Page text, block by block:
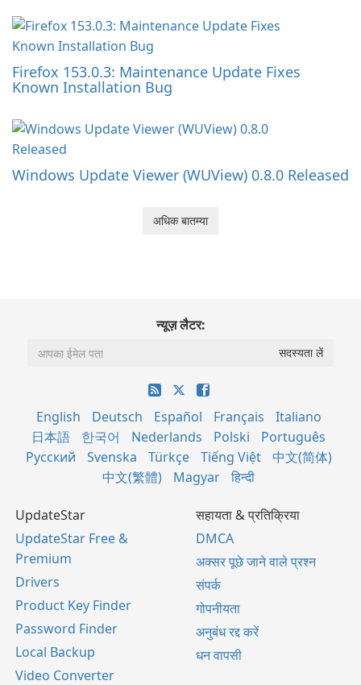
Firefox 153.0.3: Maintenance Update Fixes
Known Installation Bug
Windows Update Viewer (WUView) 0.8.0 Released
अधिक बातम्या
न्यूज़ लैटर:
English Deutsch Español Français
Italiano
日本語
한국어 Nederlands Polski
Português
Русский
Svenska Türkçe Tiếng Việt
中文(简体)
中文(繁體)
Magyar हिन्दी
UpdateStar
UpdateStar Free &
Premium
Drivers
Product Key Finder
Password Finder
Local Backup
Video Converter
सहायता & प्रतिक्रिया
DMCA
अक्सर पूछे जाने वाले प्रश्न
संपर्क
गोपनीयता
अनुबंध रद्द करें
धन वापसी